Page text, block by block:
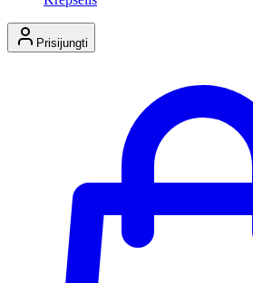
Prisijungti